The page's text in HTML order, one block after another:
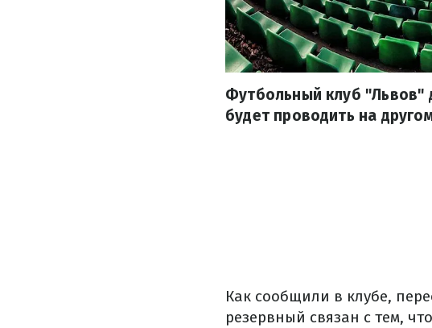
Футбольный клуб "Львов"
будет проводить на
Как сообщили в клубе,
резервный связан с тем,